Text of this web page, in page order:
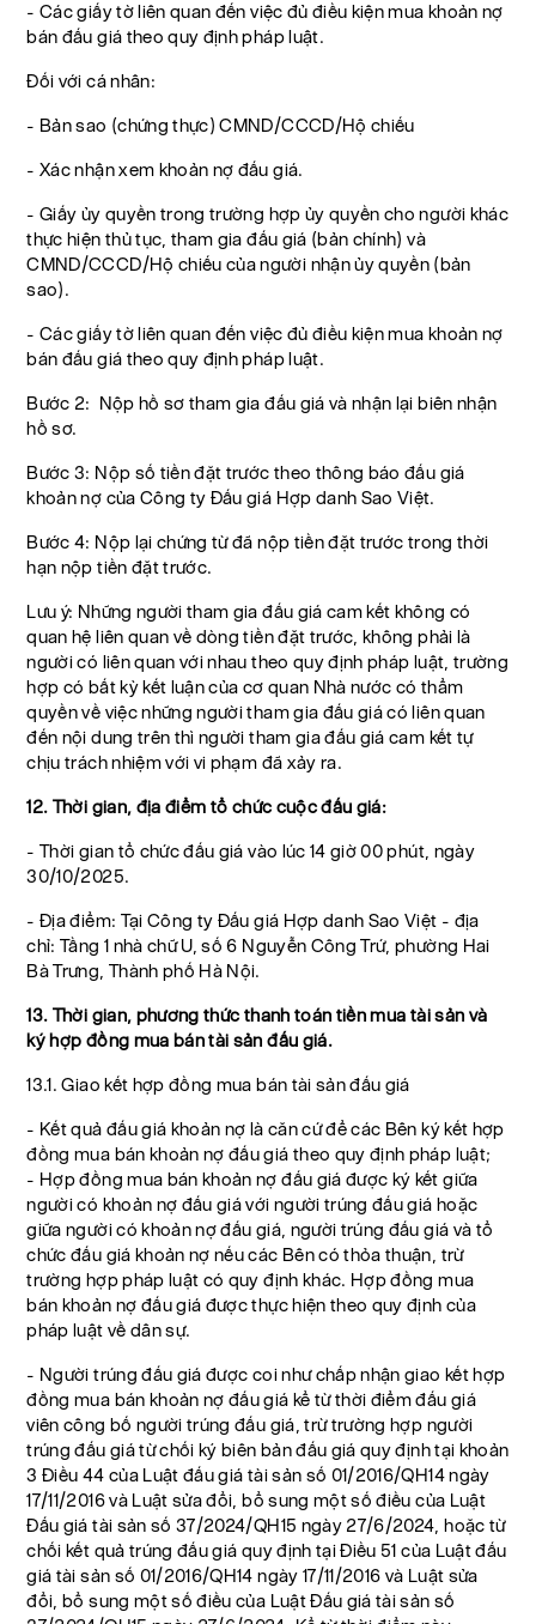
- Các giấy tờ liên quan đến việc đủ điều kiện mua khoản nợ
bán đấu giá theo quy định pháp luật.
Đối với cá nhân:
- Bản sao (chứng thực) CMND/CCCD/Hộ chiếu
- Xác nhận xem khoản nợ đấu giá.
- Giấy ủy quyền trong trường hợp ủy quyền cho người khác
thực hiện thủ tục, tham gia đấu giá (bản chính) và
CMND/CCCD/Hộ chiếu của người nhận ủy quyền (bản
sao).
- Các giấy tờ liên quan đến việc đủ điều kiện mua khoản nợ
bán đấu giá theo quy định pháp luật.
Bước 2: Nộp hồ sơ tham gia đấu giá và nhận lại biên nhận
hồ sơ.
Bước 3: Nộp số tiền đặt trước theo thông báo đấu giá
khoản nợ của Công ty Đấu giá Hợp danh Sao Việt.
Bước 4: Nộp lại chứng từ đã nộp tiền đặt trước trong thời
hạn nộp tiền đặt trước.
Lưu ý: Những người tham gia đấu giá cam kết không có
quan hệ liên quan về dòng tiền đặt trước, không phải là
người có liên quan với nhau theo quy định pháp luật, trường
hợp có bất kỳ kết luận của cơ quan Nhà nước có thẩm
quyền về việc những người tham gia đấu giá có liên quan
đến nội dung trên thì người tham gia đấu giá cam kết tự
chịu trách nhiệm với vi phạm đã xảy ra.
12. Thời gian, địa điểm tổ chức cuộc đấu giá:
- Thời gian tổ chức đấu giá vào lúc 14 giờ 00 phút, ngày
30/10/2025.
- Địa điểm: Tại Công ty Đấu giá Hợp danh Sao Việt - địa
chỉ: Tầng 1 nhà chữ U, số 6 Nguyễn Công Trứ, phường Hai
Bà Trưng, Thành phố Hà Nội.
13. Thời gian, phương thức thanh toán tiền mua tài sản và
ký hợp đồng mua bán tài sản đấu giá.
13.1. Giao kết hợp đồng mua bán tài sản đấu giá
- Kết quả đấu giá khoản nợ là căn cứ để các Bên ký kết hợp
đồng mua bán khoản nợ đấu giá theo quy định pháp luật;
- Hợp đồng mua bán khoản nợ đấu giá được ký kết giữa
người có khoản nợ đấu giá với người trúng đấu giá hoặc
giữa người có khoản nợ đấu giá, người trúng đấu giá và tổ
chức đấu giá khoản nợ nếu các Bên có thỏa thuận, trừ
trường hợp pháp luật có quy định khác. Hợp đồng mua
bán khoản nợ đấu giá được thực hiện theo quy định của
pháp luật về dân sự.
- Người trúng đấu giá được coi như chấp nhận giao kết hợp
đồng mua bán khoản nợ đấu giá kể từ thời điểm đấu giá
viên công bố người trúng đấu giá, trừ trường hợp người
trúng đấu giá từ chối ký biên bản đấu giá quy định tại khoản
3 Điều 44 của Luật đấu giá tài sản số 01/2016/QH14 ngày
17/11/2016 và Luật sửa đổi, bổ sung một số điều của Luật
Đấu giá tài sản số 37/2024/QH15 ngày 27/6/2024, hoặc từ
chối kết quả trúng đấu giá quy định tại Điều 51 của Luật đấu
giá tài sản số 01/2016/QH14 ngày 17/11/2016 và Luật sửa
đổi, bổ sung một số điều của Luật Đấu giá tài sản số